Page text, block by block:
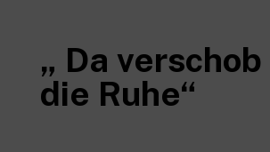
„ Da
die Ruhe“